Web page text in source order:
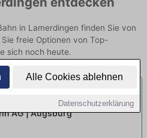
Alle Cookies ablehnen
Datenschutzerklärung
in Lamerdingen finden Sie von
freie Optionen von Top-
sich noch heute.
Stipendium neu
AG | Augsburg